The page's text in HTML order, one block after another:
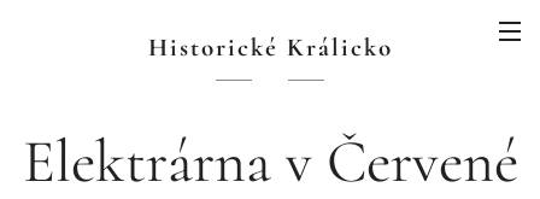
Historické Králicko
Elektrárna v Červené